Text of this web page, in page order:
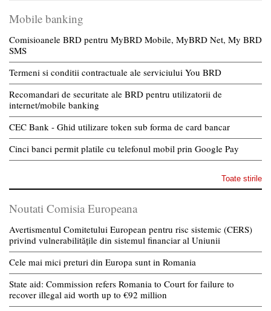
Mobile banking
Comisioanele BRD pentru MyBRD Mobile, MyBRD Net, My BRD
SMS
Termeni si conditii contractuale ale serviciului You BRD
Recomandari de securitate ale BRD pentru utilizatorii de
internet/mobile banking
CEC Bank - Ghid utilizare token sub forma de card bancar
Cinci banci permit platile cu telefonul mobil prin Google Pay
Toate stirile
Noutati Comisia Europeana
Avertismentul Comitetului European pentru risc sistemic (CERS)
privind vulnerabilitățile din sistemul financiar al Uniunii
Cele mai mici preturi din Europa sunt in Romania
State aid: Commission refers Romania to Court for failure to
recover illegal aid worth up to €92 million